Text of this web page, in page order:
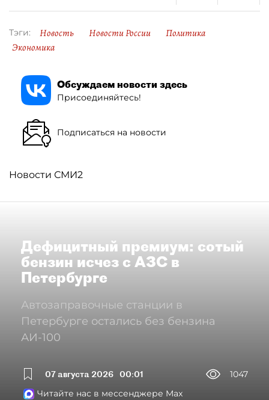
Тэги: Новость Новости России
Политика
Экономика
Обсуждаем новости здесь
Присоединяйтесь!
Подписаться на новости
Новости СМИ2
Дефицитный премиум: сотый
бензин исчез с АЗС в
Петербурге
Автозаправочные станции в
Петербурге остались без бензина
АИ-100
07 августа 2026 00:01
1047
Читайте нас в мессенджере Max